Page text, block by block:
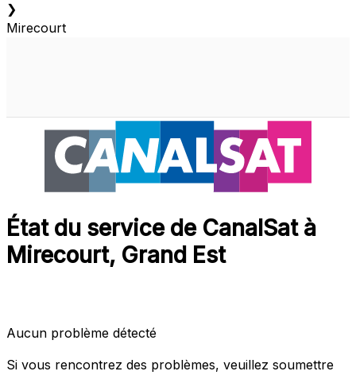
❯
Mirecourt
État du service de CanalSat à
Mirecourt, Grand Est
Aucun problème détecté
Si vous rencontrez des problèmes, veuillez soumettre